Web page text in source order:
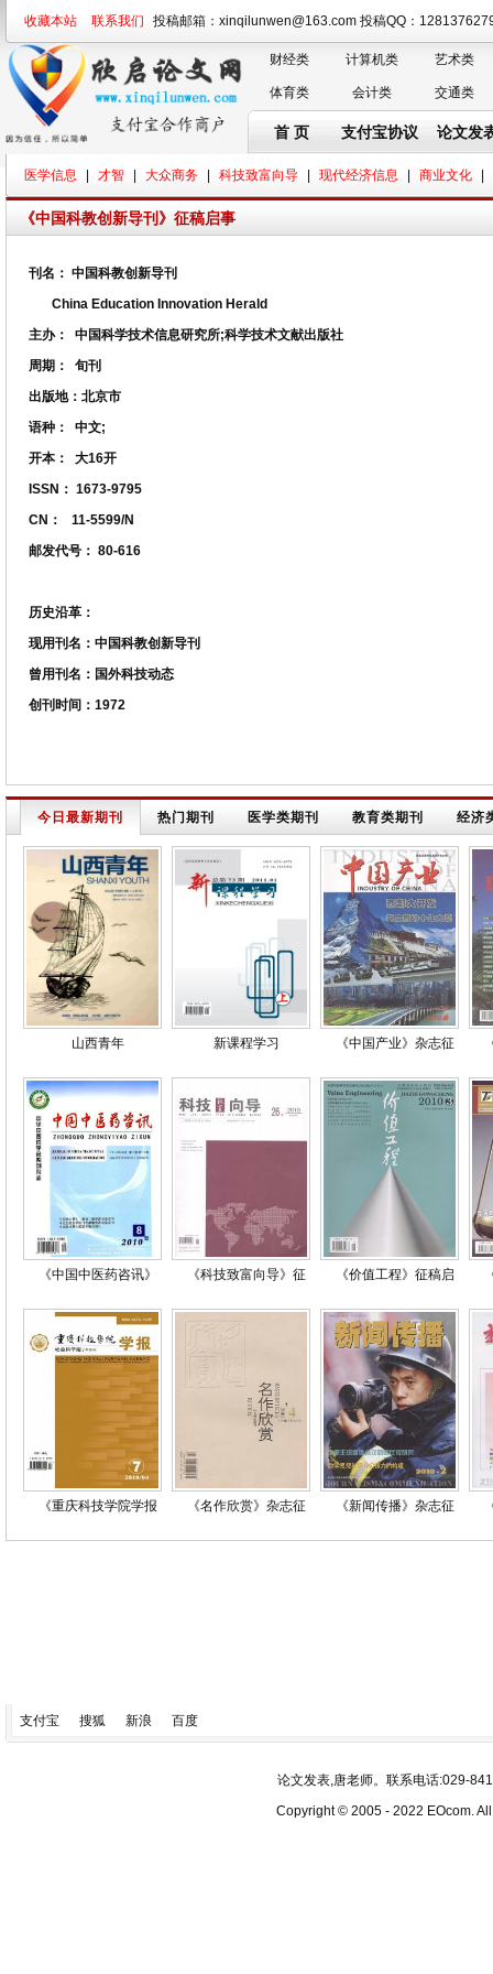
收藏本站 联系我们 投稿邮箱：xinqilunwen@163.com 投稿QQ：
财经类 计算机类 艺术类
体育类 会计类 交通类
首 页 支付宝协议 论文发
医学信息 才智 大众商务 科技致富向导 现代经济信息 商业文化
《中国科教创新导刊》征稿启事
刊名： 中国科教创新导刊
China Education Innovation Herald
主办：
中国科学技术信息研究所;科学技术文献出版社
周期：
旬刊
出版地： 北京市
语种：
中文;
开本：
大16开
ISSN： 1673-9795
CN：
11-5599/N
邮发代号： 80-616
历史沿革：
现用刊名：中国科教创新导刊
曾用刊名：国外科技动态
创刊时间：1972
今日最新期刊 热门期刊 医学类期刊 教育类期刊 经济
山西青年 新课程学习 《中国产业》杂志征
《中国中医药咨讯》 《科技致富向导》征 《价值工程》征稿启
《重庆科技学院学报 《名作欣赏》杂志征 《新闻传播》杂志征
支付宝 搜狐 新浪 百度
论文发表,唐老师。联系电话:029-
Copyright © 2005 - 2022 EOcom.